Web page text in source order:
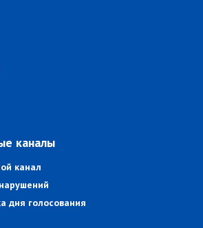
каналы
канал
дня голосования